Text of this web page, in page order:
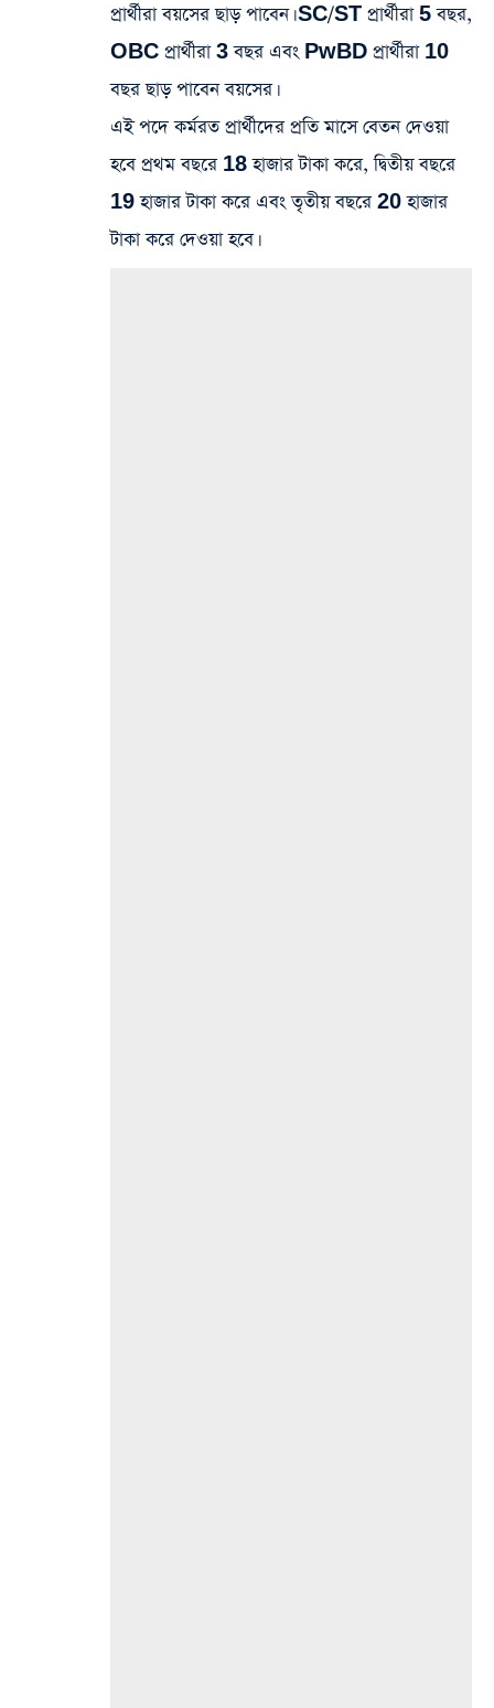
প্রার্থীরা বয়সের ছাড় পাবেন। SC/ST প্রার্থীরা 5 বছর,
OBC প্রার্থীরা 3 বছর এবং PwBD প্রার্থীরা 10
বছর ছাড় পাবেন বয়সের।
এই পদে কর্মরত প্রার্থীদের প্রতি মাসে বেতন দেওয়া
হবে প্রথম বছরে 18 হাজার টাকা করে, দ্বিতীয় বছরে
19 হাজার টাকা করে এবং তৃতীয় বছরে 20 হাজার
টাকা করে দেওয়া হবে।